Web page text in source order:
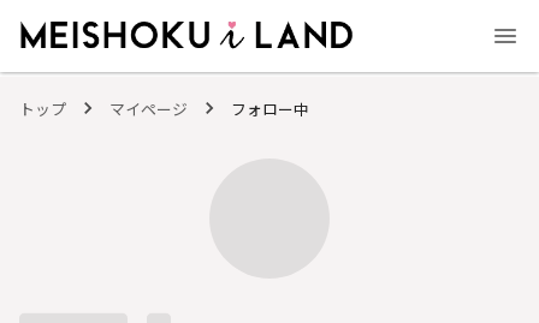
トップ マイページ フォロー中